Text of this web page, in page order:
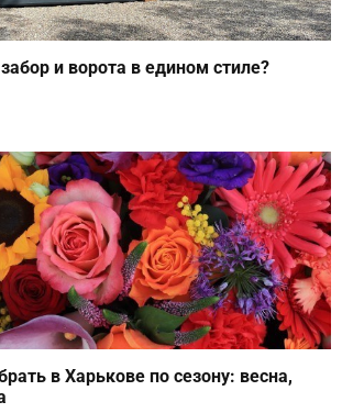
и ворота в едином стиле?
в Харькове по сезону: весна,